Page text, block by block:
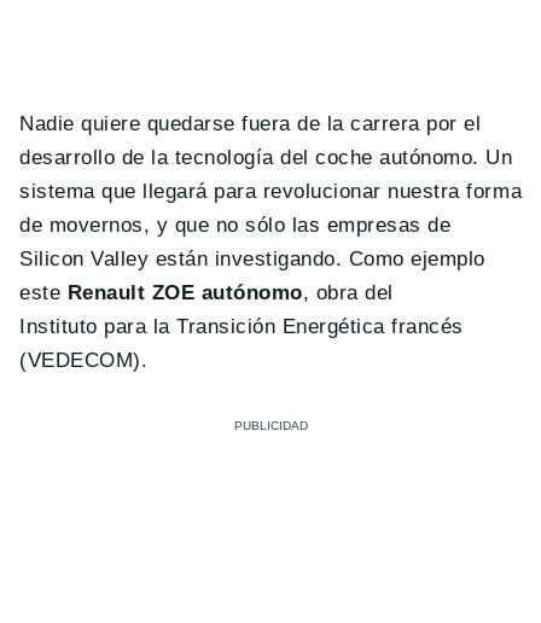
Nadie quiere quedarse fuera de la carrera por el
desarrollo de la tecnología del coche autónomo. Un
sistema que llegará para revolucionar nuestra forma
de movernos, y que no sólo las empresas de
Silicon Valley están investigando. Como ejemplo
este Renault ZOE autónomo, obra del
Instituto para la Transición Energética francés
(VEDECOM).